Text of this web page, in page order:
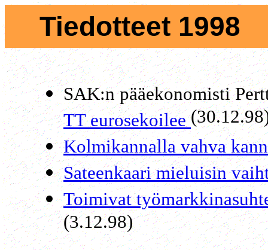
Tiedotteet 1998
x x
SAK:n pääekonomisti
TT eurosekoilee
Kolmikannalla vahva
Sateenkaari mieluisin
Toimivat
(3.12.98)